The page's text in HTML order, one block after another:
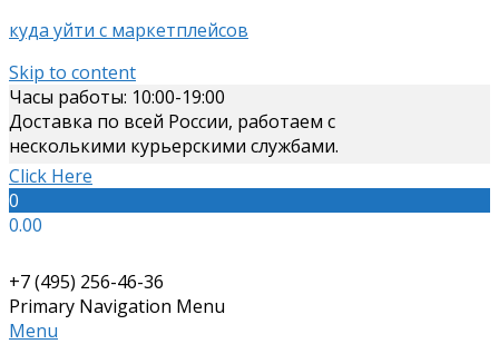
куда уйти с маркетплейсов
Skip to content
Часы работы: 10:00-19:00
Доставка по всей России, работаем с
несколькими курьерскими службами.
Click Here
0
0.00
+7 (495) 256-46-36
Primary Navigation Menu
Menu